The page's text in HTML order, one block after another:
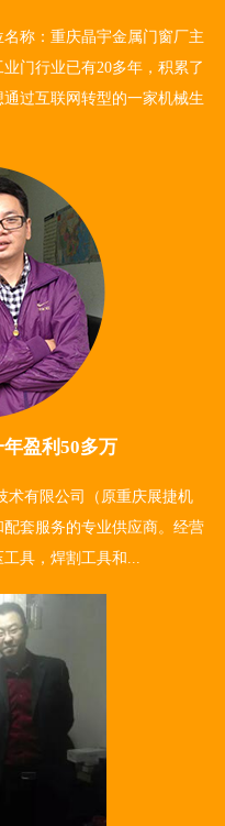
称：重庆晶宇金属门窗厂主
门行业已有20多年，积累了
过互联网转型的一家机械生
盈利50多万
术有限公司（原重庆展捷机
套服务的专业供应商。经营
具，焊割工具和...